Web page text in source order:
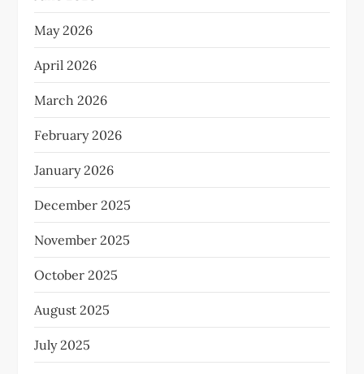
May 2026
April 2026
March 2026
February 2026
January 2026
December 2025
November 2025
October 2025
August 2025
July 2025